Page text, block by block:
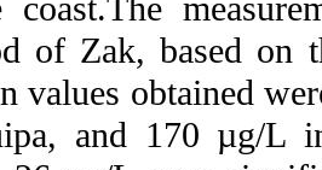
coast.The
of Zak, based on
values obtained
and 170 µg/L